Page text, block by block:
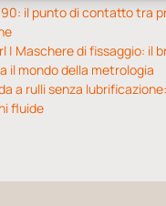
il punto di contatto tra
| Maschere di fissaggio: il
il mondo della metrologia
a rulli senza
fluide